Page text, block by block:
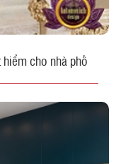
cho nhà phố